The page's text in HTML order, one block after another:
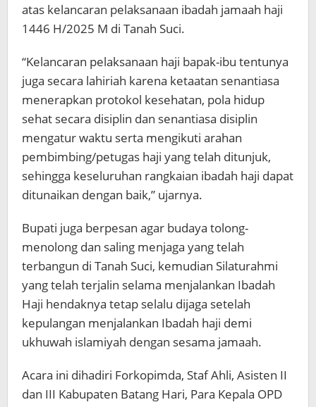
atas kelancaran pelaksanaan ibadah jamaah haji
1446 H/2025 M di Tanah Suci.
“Kelancaran pelaksanaan haji bapak-ibu tentunya
juga secara lahiriah karena ketaatan senantiasa
menerapkan protokol kesehatan, pola hidup
sehat secara disiplin dan senantiasa disiplin
mengatur waktu serta mengikuti arahan
pembimbing/petugas haji yang telah ditunjuk,
sehingga keseluruhan rangkaian ibadah haji dapat
ditunaikan dengan baik,” ujarnya.
Bupati juga berpesan agar budaya tolong-
menolong dan saling menjaga yang telah
terbangun di Tanah Suci, kemudian Silaturahmi
yang telah terjalin selama menjalankan Ibadah
Haji hendaknya tetap selalu dijaga setelah
kepulangan menjalankan Ibadah haji demi
ukhuwah islamiyah dengan sesama jamaah.
Acara ini dihadiri Forkopimda, Staf Ahli, Asisten II
dan III Kabupaten Batang Hari, Para Kepala OPD